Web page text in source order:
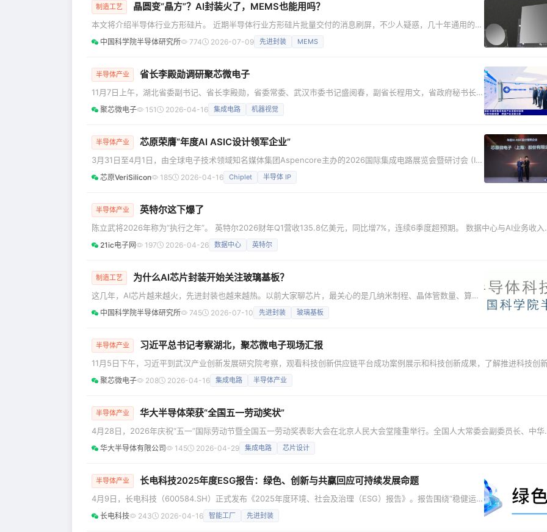
制造工艺 晶圆变“晶方”？AI封装火了，MEMS也能用吗？
本文将介绍半导体行业方形硅片。 近期半导体行业方形硅片批量交付的消息刷屏，不少人疑惑，几十年通用的圆
形晶圆为何突然出现方形款，它会不会全面替代圆片，在MEMS 领域又有落地空间？ 晶圆和“晶方” 传统晶圆天
中国科学院半导体研究所 774 2026-07-09 先进封装 MEMS
半导体产业 省长李殿勋调研聚芯微电子
11月7日上午，湖北省委副书记、省长李殿勋，省委常委、武汉市委书记盛阅春，副省长程用文，省政府秘书长
王太晖及有关部门领导调研武汉聚芯微电子股份有限公司。 聚芯微电子创始人刘德珩向李殿勋一行详细汇报了企
产
聚芯微电子 151 2026-04-16 集成电路 机器视觉
半导体产业 芯原荣膺“年度AI ASIC设计领军企业”
3月31日至4月1日，由全球电子技术领域知名媒体集团Aspencore主办的2026国际集成电路展览会暨研讨会 (IIC
Shanghai 2026) 在上海举办。在同期揭晓的2026中国IC设计成就奖评选中，芯原荣膺“年度AI ASIC设计领军企
业”。 该荣誉是对芯原在AI ASIC芯片定制设计领域综合实力的认可，彰显了其在行业中的领先地位。芯原执行副
芯原VeriSilicon 185 2026-04-16 Chiplet 半导体 IP
半导体产业 英特尔这下爆了
陈立武将2026年称为“执行之年”。 英特尔2026财年Q1营收135.8亿美元，同比增7%，连续6季度超预期。 数据中心与AI业务收入
比涨22%，代工业务涨16%。 non-GAAP净利润15亿美元，同比暴涨156%。 净亏损37亿美元，源于两项一次性支出，剔除后盈
21ic电子网 197 2026-04-26 数据中心 英特尔
制造工艺 为什么AI芯片封装开始关注玻璃基板？
这几年，AI芯片越来越火，先进封装也越来越热。以前大家聊芯片，最关心的是几纳米制程、晶体管数量、算力
有多强。但现在，一个新的问题开始变得重要： 芯片做出来之后，怎么把它们高效地连在一起？ 这就是封装的
中国科学院半导体研究所 745 2026-07-10 先进封装 玻璃基板
半导体产业 习近平总书记考察湖北，聚芯微电子现场汇报
11月5日下午，习近平到武汉产业创新发展研究院考察，观看科技创新供应链平台成功案例展示和科技创新成果，了解推进科技创
举措，同科研人员和企业负责人深入探讨交流。 活动现场，习总书记参观了聚芯微电子自主知识产权的智能感知芯片。公司创
聚芯微电子 208 2026-04-16 集成电路 半导体产业
半导体产业 华大半导体荣获“全国五一劳动奖状”
4月28日，2026年庆祝“五一”国际劳动节暨全国五一劳动奖表彰大会在北京人民大会堂隆重举行。全国人大常委会副委员长、中华
国总工会主席王东明出席会议并讲话。华大半导体有限公司荣获“全国五一劳动奖状”，中国电子总经济师，公司党委书记、董事长
华大半导体有限公司 145 2026-04-29 集成电路 芯片设计
半导体产业 长电科技2025年度ESG报告：绿色、创新与共赢回应可持续发展命题
4月9日，长电科技（600584.SH）正式发布《2025年度环境、社会及治理（ESG）报告》。报告围绕“稳健运
营、绿色发展、创新驱动、生态共赢”等主线，系统呈现公司将可持续发展融入战略、治理与运营所取得的年度重
长电科技 243 2026-04-16 智能工厂 先进封装